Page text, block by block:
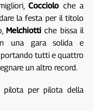
Cocciolo che a
la festa per il titolo
Melchiotti che bissa il
una gara solida e
tutti e quattro
un altro record.
pilota per pilota della